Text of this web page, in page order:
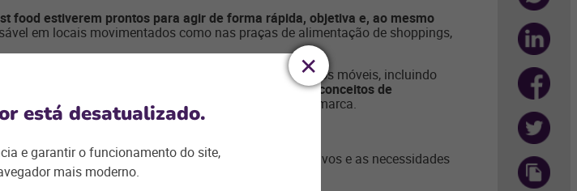
food estiverem prontos para agir de forma rápida, objetiva e, ao mesmo
em locais movimentados como nas praças de alimentação de shoppings,
o caixa, os equipamentos da cozinha e os dispositivos móveis, incluindo
food a capacitação também deve estar vinculada a conceitos de
o funcionário passa a ser um multiplicador da marca.
avaliar o desempenho qualitativo, aspectos quantitativos e as necessidades
está desatualizado.
e garantir o funcionamento do site,
mais moderno.